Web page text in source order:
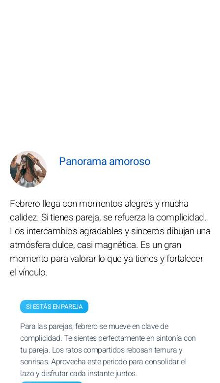
Panorama amoroso
Febrero llega con momentos alegres y mucha
calidez. Si tienes pareja, se refuerza la complicidad.
Los intercambios agradables y sinceros dibujan una
atmósfera dulce, casi magnética. Es un gran
momento para valorar lo que ya tienes y fortalecer
el vínculo.
SI ESTÁS EN PAREJA
Para las parejas, febrero se mueve en clave de
complicidad. Te sientes perfectamente en sintonía con
tu pareja. Los ratos compartidos rebosan ternura y
sonrisas. Aprovecha este periodo para consolidar el
lazo y disfrutar cada instante juntos.